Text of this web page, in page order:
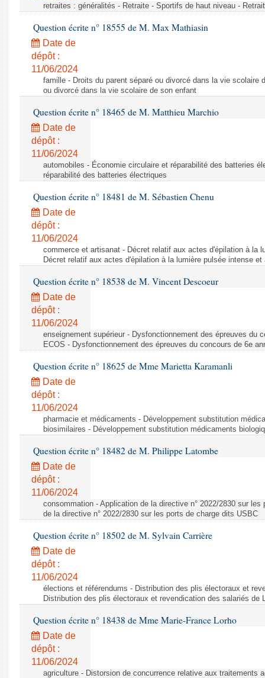
Budget et sécurité sociale
Questions écrites et orales
Comptes rendus des débats
retraites : généralités - Retraite - Sportifs de haut niveau -
Question écrite n° 18555 de M. Max Mathiasin
Date de
dépôt :
11/06/2024
famille - Droits du parent séparé ou divorcé dans la vie scolaire
ou divorcé dans la vie scolaire de son enfant
Question écrite n° 18465 de M. Matthieu Marchio
Date de
dépôt :
11/06/2024
automobiles - Économie circulaire et réparabilité des batteries
réparabilité des batteries électriques
Question écrite n° 18481 de M. Sébastien Chenu
Date de
dépôt :
11/06/2024
commerce et artisanat - Décret relatif aux actes d'épilation à la
Décret relatif aux actes d'épilation à la lumière pulsée intense et
Question écrite n° 18538 de M. Vincent Descoeur
Date de
dépôt :
11/06/2024
enseignement supérieur - Dysfonctionnement des épreuves du
ECOS - Dysfonctionnement des épreuves du concours de 6e
Question écrite n° 18625 de Mme Marietta Karamanli
Date de
dépôt :
11/06/2024
pharmacie et médicaments - Développement substitution
biosimilaires - Développement substitution médicaments
Question écrite n° 18482 de M. Philippe Latombe
Date de
dépôt :
11/06/2024
consommation - Application de la directive n° 2022/2830 sur
de la directive n° 2022/2830 sur les ports de charge dits USBC
Question écrite n° 18502 de M. Sylvain Carrière
Date de
dépôt :
11/06/2024
élections et référendums - Distribution des plis électoraux et
Distribution des plis électoraux et revendication des salariés de
Question écrite n° 18438 de Mme Marie-France Lorho
Date de
dépôt :
11/06/2024
agriculture - Distorsion de concurrence relative aux traitements